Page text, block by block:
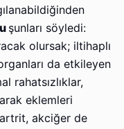
şunları söyledi:
olursak; iltihaplı
da etkileyen
rahatsızlıklar,
eklemleri
akciğer de